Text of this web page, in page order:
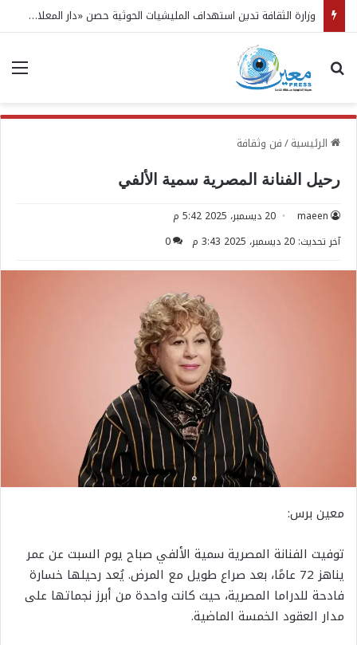
وزارة الثقافة تدين استهداف المليشيات الحوثية حصن «دار المعلا» التاريخي في البيضاء
بحث عن
الرئيسية/فن وثقافة
رحيل الفنانة المصرية سمية الألفي
maeen
20 ديسمبر، 2025 5:42 م
آخر تحديث: 20 ديسمبر، 2025 3:43 م
0
معين برس:
توفيت الفنانة المصرية سمية الألفي صباح يوم السبت عن عمر
يناهز 72 عامًا، بعد صراع طويل مع المرض. يُعد رحيلها خسارة
فادحة للدراما المصرية، حيث كانت واحدة من أبرز نجماتها على
مدار العقود الخمسة الماضية.